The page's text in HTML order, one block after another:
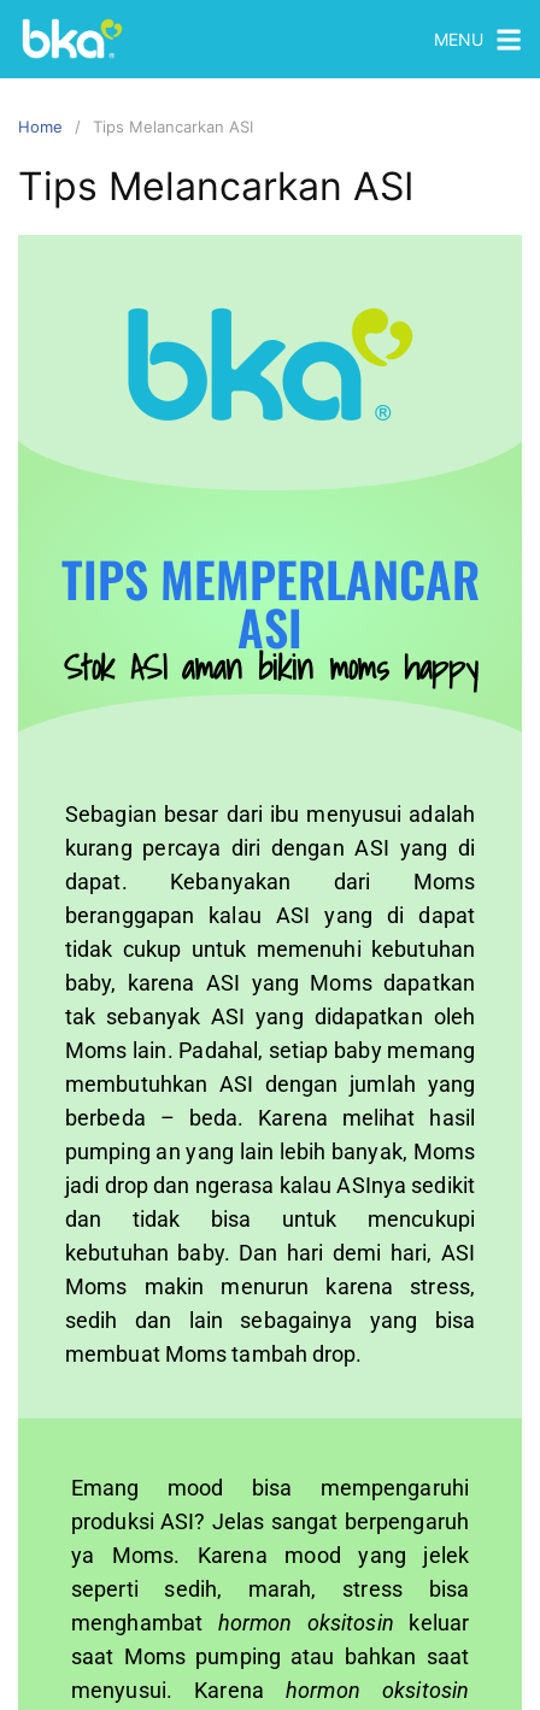
MENU
Home Tips Melancarkan ASI
Tips Melancarkan ASI
TIPS MEMPERLANCAR
ASI
Stok ASI aman bikin moms happy
Sebagian besar dari ibu menyusui adalah
kurang percaya diri dengan ASI yang di
dapat. Kebanyakan dari Moms
beranggapan kalau ASI yang di dapat
tidak cukup untuk memenuhi kebutuhan
baby, karena ASI yang Moms dapatkan
tak sebanyak ASI yang didapatkan oleh
Moms lain. Padahal, setiap baby memang
membutuhkan ASI dengan jumlah yang
berbeda – beda. Karena melihat hasil
pumping an yang lain lebih banyak, Moms
jadi drop dan ngerasa kalau ASInya sedikit
dan tidak bisa untuk mencukupi
kebutuhan baby. Dan hari demi hari, ASI
Moms makin menurun karena stress,
sedih dan lain sebagainya yang bisa
membuat Moms tambah drop.
Emang mood bisa mempengaruhi
produksi ASI? Jelas sangat berpengaruh
ya Moms. Karena mood yang jelek
seperti sedih, marah, stress bisa
menghambat hormon oksitosin keluar
saat Moms pumping atau bahkan saat
menyusui. Karenahormon oksitosin